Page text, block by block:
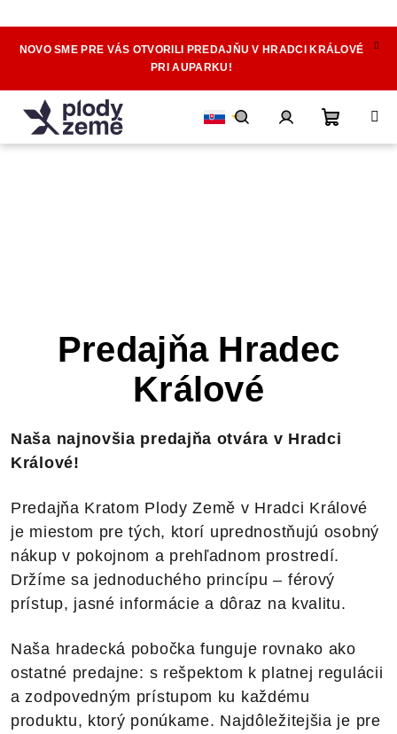
NOVO SME PRE VÁS OTVORILI PREDAJŇU V HRADCI KRÁLOVÉ
PRI AUPARKU!
HľadaťPrihlásenie
Predajňa Hradec
Králové
Naša najnovšia predajňa otvára v Hradci
Králové!
Predajňa Kratom Plody Země v Hradci Králové
je miestom pre tých, ktorí uprednostňujú osobný
nákup v pokojnom a prehľadnom prostredí.
Držíme sa jednoduchého princípu – férový
prístup, jasné informácie a dôraz na kvalitu.
Naša hradecká pobočka funguje rovnako ako
ostatné predajne: s rešpektom k platnej regulácii
a zodpovedným prístupom ku každému
produktu, ktorý ponúkame. Najdôležitejšia je pre